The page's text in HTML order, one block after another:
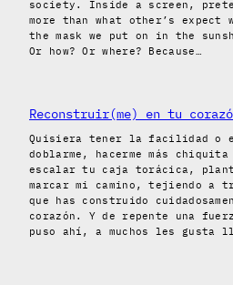
society. Inside a screen,
more than what other’s expect
the mask we put on in the
Or how? Or where? Because…
Reconstruir(me) en tu
Quisiera tener la facilidad o
doblarme, hacerme más
escalar tu caja torácica,
marcar mi camino, tejiendo a
que has construido
corazón. Y de repente una
puso ahí, a muchos les gusta